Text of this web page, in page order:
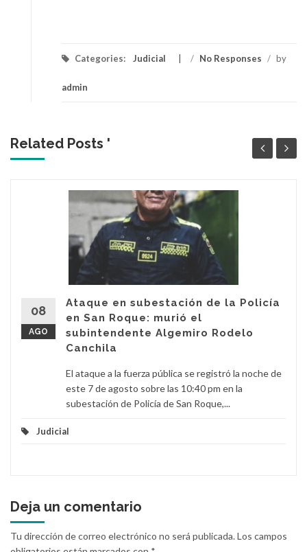
Categories: Judicial / No Responses / by
admin
Related Posts '
08
AGO
Ataque en subestación de la Policía
en San Roque: murió el
subintendente Algemiro Rodelo
Canchila
El ataque a la fuerza pública se registró la noche de
este 7 de agosto sobre las 10:40 pm en la
subestación de Policía de San Roque,...
Judicial
Deja un comentario
Tu dirección de correo electrónico no será publicada.Los campos